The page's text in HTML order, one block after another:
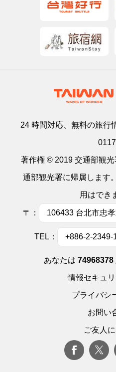
24 時間対応、無料の旅行
著作権 © 2019 交通部観
通部観光署に帰属します
用はでき
〒： 106433 台北市忠
TEL： +886-2-2349-
あなたは 74968378
情報セキュ
プライバシ
お問い
ご友人